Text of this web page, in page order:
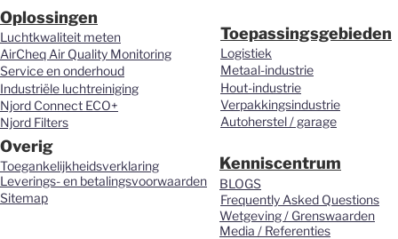
Oplossingen
Luchtkwaliteit meten
AirCheq Air Quality Monitoring
Service en onderhoud
Industriële luchtreiniging
Njord Connect ECO+
Njord Filters
Overig
Toegankelijkheidsverklaring
Leverings- en betalingsvoorwaarden
Sitemap
Toepassingsgebieden
Logistiek
Metaal-industrie
Hout-industrie
Verpakkingsindustrie
Autoherstel / garage
Kenniscentrum
BLOGS
Frequently Asked Questions
Wetgeving / Grenswaarden
Media / Referenties